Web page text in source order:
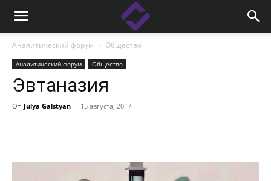
Аналитический форум Общество
Аналитический форум Общество
Эвтаназия
От Julya Galstyan - 15 августа, 2017